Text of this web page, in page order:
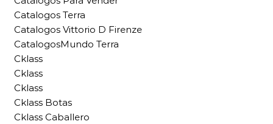
Catalogos Terra
Catalogos Vittorio D Firenze
CatalogosMundo Terra
Cklass
Cklass
Cklass
Cklass Botas
Cklass Caballero